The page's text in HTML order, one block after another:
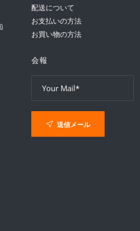
配送について
お支払いの方法
お買い物の方法
会報
送信メール